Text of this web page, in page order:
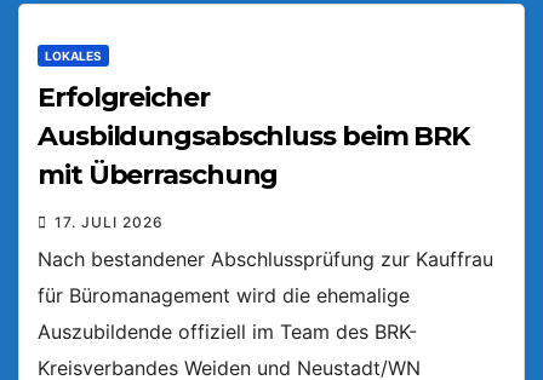
LOKALES
Erfolgreicher
Ausbildungsabschluss beim BRK
mit Überraschung
17. JULI 2026
Nach bestandener Abschlussprüfung zur Kauffrau
für Büromanagement wird die ehemalige
Auszubildende offiziell im Team des BRK-
Kreisverbandes Weiden und Neustadt/WN